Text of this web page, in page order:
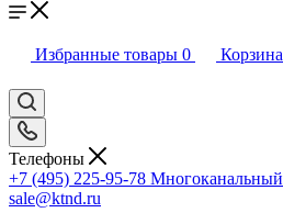
Избранные товары 0 Корзина
Телефоны
+7 (495) 225-95-78 Многоканальный
sale@ktnd.ru